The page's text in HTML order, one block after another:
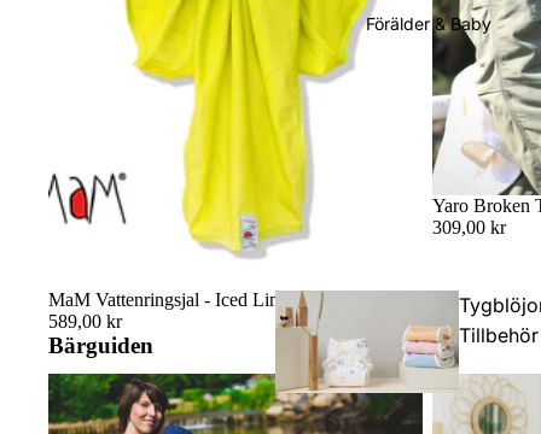
Förälder & Baby
Tillbehör
MaM Vattenringsjal - Iced Limeade
589,00 kr
Yaro Broken
309,00 kr
Bärguiden
Badsjal: Räddningen för babysim, strandhäng
och duschstunder
Sitter
bekvämt